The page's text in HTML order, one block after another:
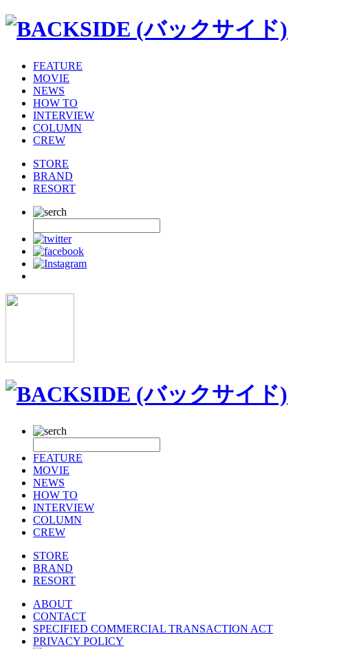
FEATURE
MOVIE
NEWS
HOW TO
INTERVIEW
COLUMN
CREW
STORE
BRAND
RESORT
FEATURE
MOVIE
NEWS
HOW TO
INTERVIEW
COLUMN
CREW
STORE
BRAND
RESORT
ABOUT
CONTACT
SPECIFIED COMMERCIAL TRANSACTION ACT
PRIVACY POLICY